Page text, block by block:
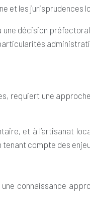
et les jurisprudences
une décision
requiert une
et à l’artisanat
compte des
connaissance